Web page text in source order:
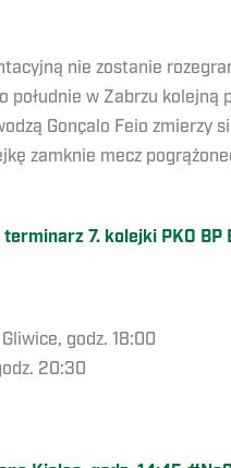
nie zostanie
południe w Zabrzu
Gonçalo Feio zmierzy
zamknie mecz
7. kolejki PKO
godz. 18:00
20:30